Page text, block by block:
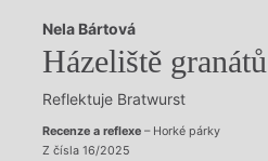
Rozhovory
Dokument
Výroční ceny
Nela Bártová
Házeliště granátů
Reflektuje Bratwurst
Recenze a reflexe– Horké párky
Z čísla 16/2025